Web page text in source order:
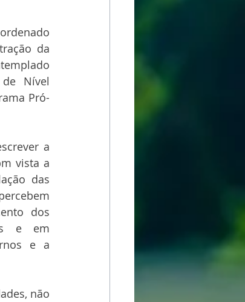
da
Nível
Pró-
a
vista a
das
dos
e em
e a
não